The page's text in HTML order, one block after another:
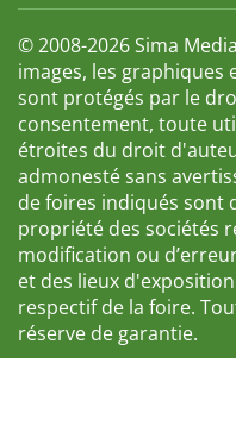
© 2008-2026 Sima
images, les graphiques
sont protégés par le
consentement, toute
étroites du droit
admonesté sans
de foires indiqués sont
propriété des sociétés
modification ou
et des lieux
respectif de la foire.
réserve de garantie.